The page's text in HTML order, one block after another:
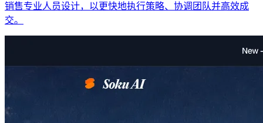
销售专业人员设计，以更快地执行策略、协调团队并高效成
交。